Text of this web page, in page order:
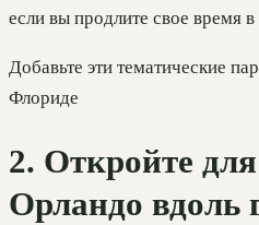
если вы продлите свое время в
Добавьте эти тематические
Флориде
2. Откройте
Орландо вдоль